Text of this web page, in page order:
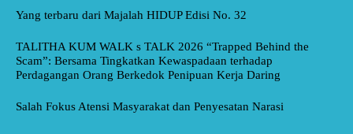
Yang terbaru dari Majalah HIDUP Edisi No. 32
TALITHA KUM WALK s TALK 2026 “Trapped Behind the
Scam”: Bersama Tingkatkan Kewaspadaan terhadap
Perdagangan Orang Berkedok Penipuan Kerja Daring
Salah Fokus Atensi Masyarakat dan Penyesatan Narasi